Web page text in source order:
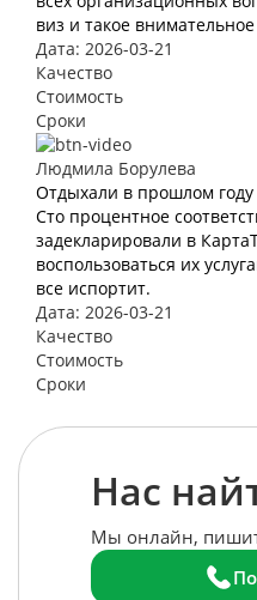
виз и такое
Дата: 2026-03-21
Качество
Стоимость
Сроки
Людмила Борулева
Отдыхали в прошлом
Сто процентное
задекларировали в
воспользоваться их
все испортит.
Дата: 2026-03-21
Качество
Стоимость
Сроки
Нас
Мы онлайн,